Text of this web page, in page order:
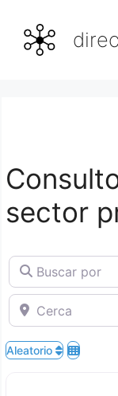
contenido
sector
Buscar por
Cerca
Aleatorio